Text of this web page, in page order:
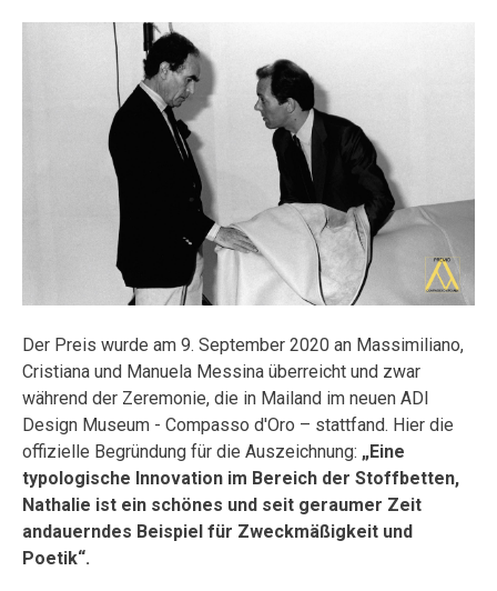
Der Preis wurde am 9. September 2020 an Massimiliano,
Cristiana und Manuela Messina überreicht und zwar
während der Zeremonie, die in Mailand im neuen ADI
Design Museum - Compasso d'Oro – stattfand. Hier die
offizielle Begründung für die Auszeichnung: „Eine
typologische Innovation im Bereich der Stoffbetten,
Nathalie ist ein schönes und seit geraumer Zeit
andauerndes Beispiel für Zweckmäßigkeit und
Poetik“.